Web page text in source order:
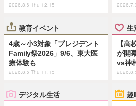
2026.8.6 Thu 12:15
教育イベント
4歳～小3対象「プレジデント
Family祭2026」9/6、東大医
療体験も
2026.8.6 Thu 11:15
生
【高
が開
vs神
デジタル生活 趣